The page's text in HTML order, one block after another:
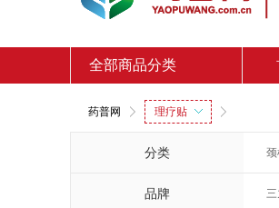
全部商品分类
药普网 理疗贴
分类
品牌